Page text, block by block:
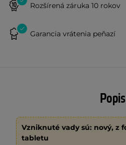
Rozšírená záruka 10 rokov
Garancia vrátenia peňazí
Popis
Vzniknuté vady sú: nový, z
tabletu